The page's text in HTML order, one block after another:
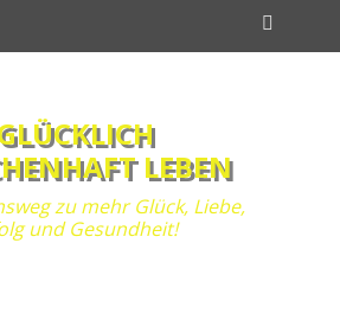
LEBEN
zu mehr Glück, Liebe,
und Gesundheit!